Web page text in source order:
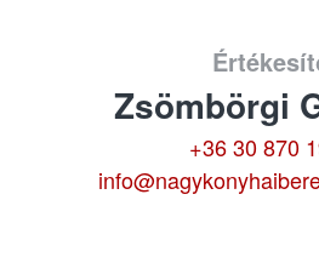
Zsömbörgi
+36 30 870